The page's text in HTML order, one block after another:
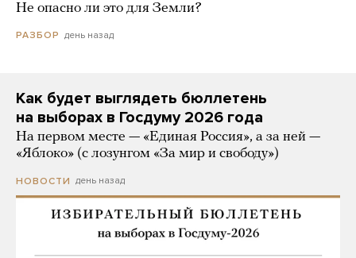
Не опасно ли это для Земли?
РАЗБОР день назад
Как будет выглядеть бюллетень
на выборах в Госдуму 2026 года
На первом месте — «Единая Россия», а за ней —
«Яблоко» (с лозунгом «За мир и свободу»)
НОВОСТИ день назад